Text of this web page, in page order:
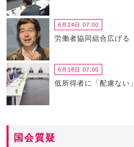
6月24日 07:00
労働者協同組合広げる
6月18日 07:00
低所得者に「配慮ない」
国会質疑